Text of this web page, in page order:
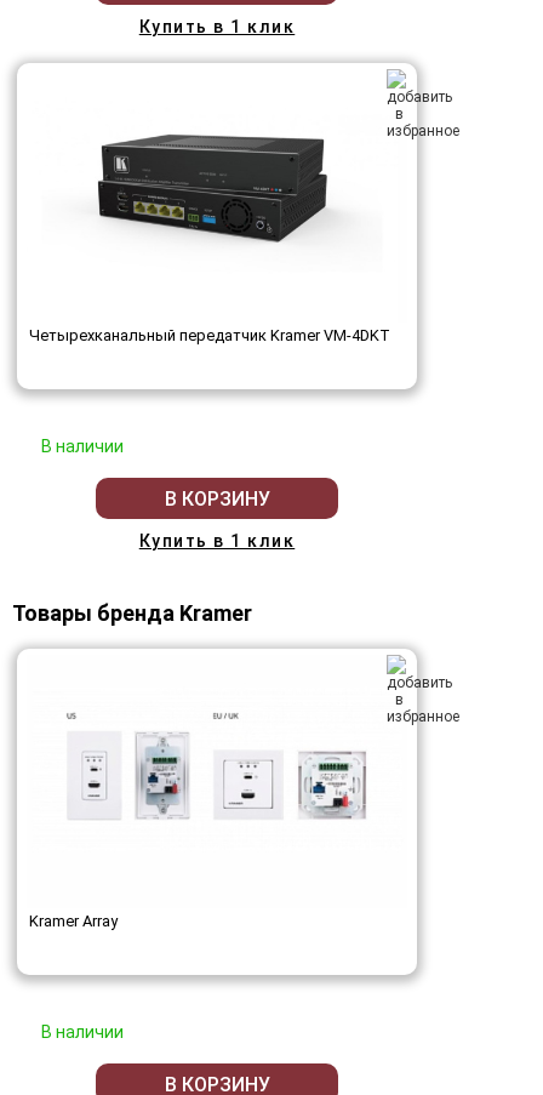
Купить в 1 клик
Четырехканальный передатчик Kramer VM-4DKT
В наличии
В КОРЗИНУ
Купить в 1 клик
Товары бренда Kramer
Kramer Array
В наличии
В КОРЗИНУ